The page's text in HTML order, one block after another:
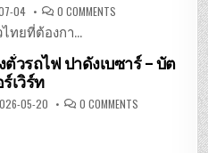
04 0 COMMENTS
ชายแดน
มาเลเซีย
ทยที่ต้องกา...
ตั๋วรถไฟ ปาดังเบซาร์ – บัต
ร์เวิร์ท
05-20 0 COMMENTSON
จอง